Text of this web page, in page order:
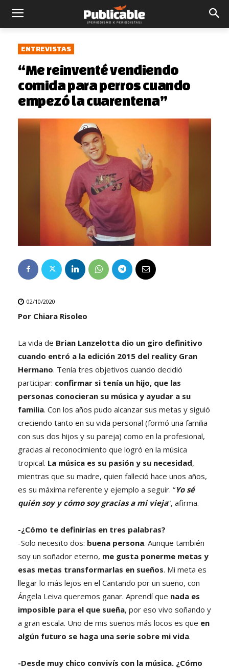
ENTREVISTAS
“Me reinventé vendiendo
comida para perros cuando
empezó la cuarentena”
02/10/2020
Por Chiara Risoleo
La vida de Brian Lanzelotta dio un giro definitivo
cuando entró a la edición 2015 del reality Gran
Hermano. Tenía tres objetivos cuando decidió
participar: confirmar si tenía un hijo, que las
personas conocieran su música y ayudar a su
familia. Con los años pudo alcanzar sus metas y siguió
creciendo tanto en su vida personal (formó una familia
con sus dos hijos y su pareja) como en la profesional,
gracias al reconocimiento que logró en la música
tropical. La música es su pasión y su necesidad,
mientras que su madre, quien falleció hace unos años,
es su máxima referente y ejemplo a seguir. “Yo sé
quién soy y cómo soy gracias a mi vieja”, afirma.
-¿Cómo te definirías en tres palabras?
-Solo necesito dos: buena persona. Aunque también
soy un soñador eterno, me gusta ponerme metas y
esas metas transformarlas en sueños. Mi meta es
llegar lo más lejos en el Cantando por un sueño, con
Ángela Leiva queremos ganar. Aprendí que nada es
imposible para el que sueña, por eso vivo soñando y
a gran escala. Uno de mis sueños más locos es que en
algún futuro se haga una serie sobre mi vida.
-Desde muy chico convivís con la música. ¿Cómo